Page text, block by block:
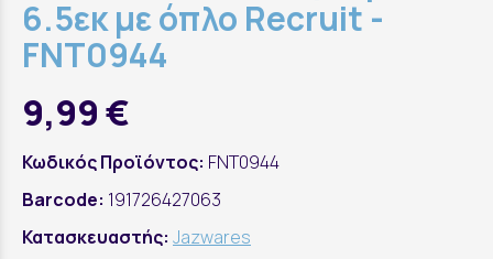
6.5εκ με όπλο Recruit -
FNT0944
9,99 €
Κωδικός Προϊόντος: FNT0944
Barcode: 191726427063
Κατασκευαστής: Jazwares